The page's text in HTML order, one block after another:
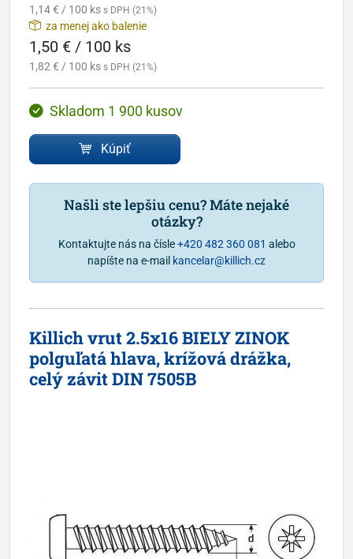
1,14 € / 100 ks s DPH (21%)
za menej ako balenie
1,50 € / 100 ks
1,82 € / 100 ks s DPH (21%)
Skladom 1 900 kusov
Kúpiť
Našli ste lepšiu cenu? Máte nejaké
otázky?
Kontaktujte nás na čísle+420 482 360 081 alebo
napíšte na e-mail kancelar@killich.cz
Killich vrut 2.5x16 BIELY ZINOK
polguľatá hlava, krížová drážka,
celý závit DIN 7505B